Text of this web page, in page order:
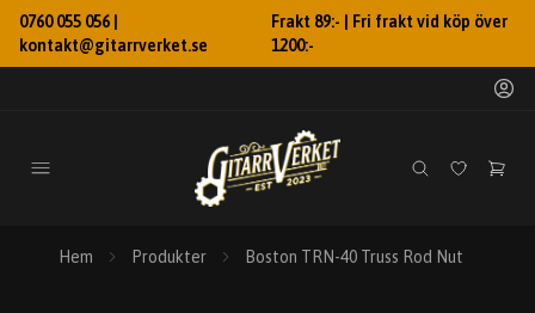
0760 055 056 |
kontakt@gitarrverket.se
Frakt 89:- | Fri frakt vid köp över
1200:-
Hem Produkter Boston TRN-40 Truss Rod Nut